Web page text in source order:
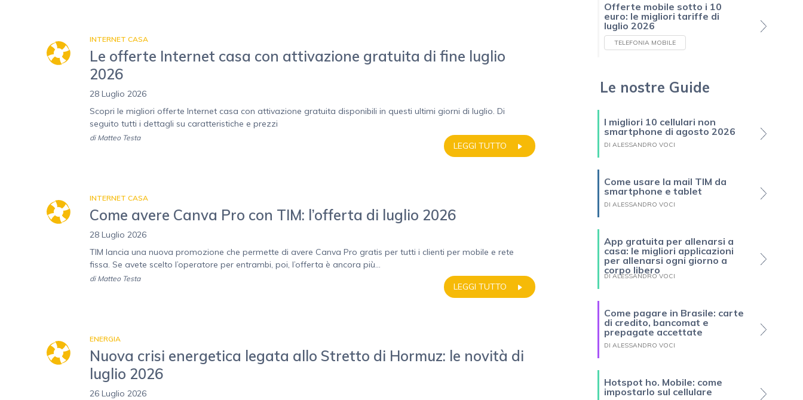
INTERNET CASA
Le offerte Internet casa con attivazione gratuita di fine luglio
2026
28 Luglio 2026
Scopri le migliori offerte Internet casa con attivazione gratuita disponibili in questi ultimi giorni di luglio. Di
seguito tutti i dettagli su caratteristiche e prezzi
LEGGI TUTTO
di Matteo Testa
INTERNET CASA
Come avere Canva Pro con TIM: l’offerta di luglio 2026
28 Luglio 2026
TIM lancia una nuova promozione che permette di avere Canva Pro gratis per tutti i clienti per mobile e rete
fissa. Se avete scelto l’operatore per entrambi, poi, l’offerta è ancora più...
LEGGI TUTTO
di Matteo Testa
ENERGIA
Nuova crisi energetica legata allo Stretto di Hormuz: le novità di
luglio 2026
26 Luglio 2026
Offerte mobile sotto i 10
euro: le migliori tariffe di
luglio 2026
TELEFONIA MOBILE
Le nostre Guide
I migliori 10 cellulari non
smartphone di agosto 2026
DI ALESSANDRO VOCI
Come usare la mail TIM da
smartphone e tablet
DI ALESSANDRO VOCI
App gratuita per allenarsi a
casa: le migliori applicazioni
per allenarsi ogni giorno a
corpo libero
DI ALESSANDRO VOCI
Come pagare in Brasile: carte
di credito, bancomat e
prepagate accettate
DI ALESSANDRO VOCI
Hotspot ho. Mobile: come
impostarlo sul cellulare